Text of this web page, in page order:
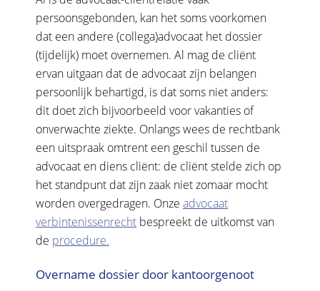
persoonsgebonden, kan het soms voorkomen
dat een andere (collega)advocaat het dossier
(tijdelijk) moet overnemen. Al mag de cliënt
ervan uitgaan dat de advocaat zijn belangen
persoonlijk behartigd, is dat soms niet anders:
dit doet zich bijvoorbeeld voor vakanties of
onverwachte ziekte. Onlangs wees de rechtbank
een uitspraak omtrent een geschil tussen de
advocaat en diens cliënt: de cliënt stelde zich op
het standpunt dat zijn zaak niet zomaar mocht
worden overgedragen. Onze advocaat
verbintenissenrecht bespreekt de uitkomst van
de procedure.
Overname dossier door kantoorgenoot